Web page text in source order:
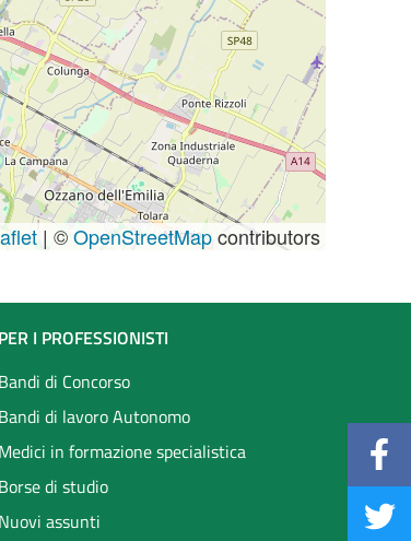
| ©OpenStreetMapcontributors
PER I PROFESSIONISTI
Bandi di Concorso
Bandi di lavoro Autonomo
Medici in formazione specialistica
Borse di studio
Nuovi assunti